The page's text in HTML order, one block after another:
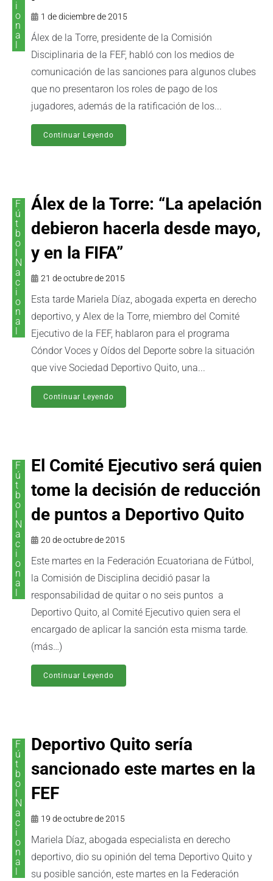
i
o
n
a
1 de diciembre de 2015
Álex de la Torre, presidente de la Comisión
Disciplinaria de la FEF, habló con los medios de
comunicación de las sanciones para algunos clubes
que no presentaron los roles de pago de los
jugadores, además de la ratificación de los...
Continuar Leyendo
F
ú
t
b
o
N
a
c
i
o
n
a
Álex de la Torre: “La apelación
debieron hacerla desde mayo,
y en la FIFA”
21 de octubre de 2015
Esta tarde Mariela Díaz, abogada experta en derecho
deportivo, y Alex de la Torre, miembro del Comité
Ejecutivo de la FEF, hablaron para el programa
Cóndor Voces y Oídos del Deporte sobre la situación
que vive Sociedad Deportivo Quito, una...
Continuar Leyendo
F
ú
t
b
o
N
a
c
i
o
n
a
El Comité Ejecutivo será quien
tome la decisión de reducción
de puntos a Deportivo Quito
20 de octubre de 2015
Este martes en la Federación Ecuatoriana de Fútbol,
la Comisión de Disciplina decidió pasar la
responsabilidad de quitar o no seis puntos a
Deportivo Quito, al Comité Ejecutivo quien sera el
encargado de aplicar la sanción esta misma tarde.
(más…)
Continuar Leyendo
F
ú
t
b
o
N
a
c
i
o
n
a
Deportivo Quito sería
sancionado este martes en la
FEF
19 de octubre de 2015
Mariela Díaz, abogada especialista en derecho
deportivo, dio su opinión del tema Deportivo Quito y
su posible sanción, este martes en la Federación